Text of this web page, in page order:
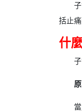
括止
什